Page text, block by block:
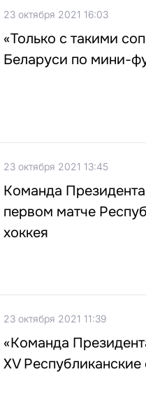
23 октября 2021 16:03
«Только с такими
Беларуси по мини-
23 октября 2021 13:45
Команда
первом матче
хоккея
23 октября 2021 11:39
«Команда
XV